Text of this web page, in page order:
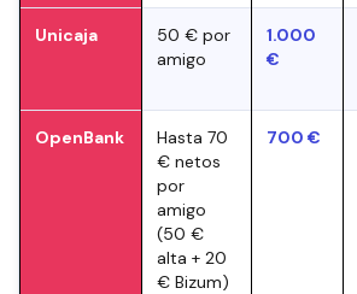
Unicaja
50 € por
amigo
1.000
€
OpenBank
Hasta 70
€ netos
por
amigo
(50 €
alta + 20
€ Bizum)
700 €